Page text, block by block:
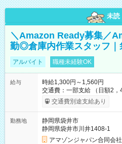
未読
＼Amazon Ready募集／
勤◎倉庫内作業スタッフ｜
アルバイト 職種未経験OK
給与
時給1,300円～1,560円
交通費：一部支給 （日額2
実費支給） ※22:00～翌5:00までは時給25%UP！ ■給与前払い
制度あり ※前払い額の上限
交通費別途支給あり
勤務地
静岡県袋井市
静岡県袋井市川井1408-1
アマゾンジャパン合同会社